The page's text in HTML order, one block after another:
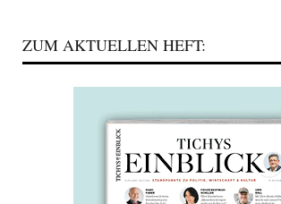
ZUM AKTUELLEN HEFT: